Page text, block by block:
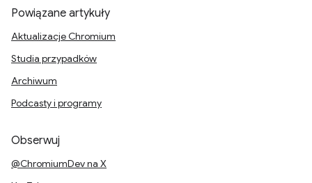
Powiązane artykuły
Aktualizacje Chromium
Studia przypadków
Archiwum
Podcasty i programy
Obserwuj
@ChromiumDev na X